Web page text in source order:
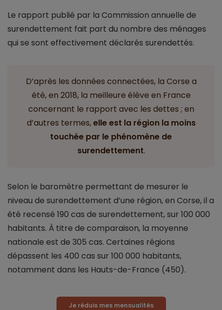
Le rapport publié par la Commission annuelle de
surendettement fait part du nombre des ménages
qui se sont effectivement déclarés surendettés.
D’après les données connectées, la Corse a
été, en 2018, la meilleure élève en France
concernant le rapport avec les dettes ; en
d’autres termes,elle est la région la moins
touchée par le phénomène de
surendettement.
Selon le baromètre permettant de mesurer le
niveau de surendettement d’une région, en Corse, il a
été recensé 190 cas de surendettement, sur 100 000
habitants. À titre de comparaison, la moyenne
nationale est de 305 cas. Certaines régions
dépassent les 400 cas sur 100 000 habitants,
notamment dans les Hauts-de-France (450).
Je réduis mes mensualités